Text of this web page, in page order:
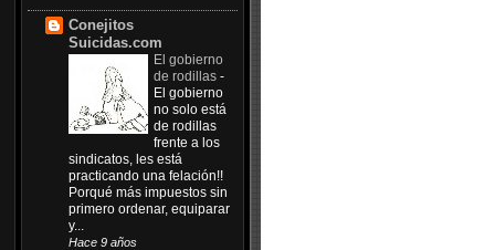
Conejitos
Suicidas.com
El gobierno
de rodillas -
El gobierno
no solo está
de rodillas
frente a los
sindicatos, les está
practicando una felación!!
Porqué más impuestos sin
primero ordenar, equiparar
y...
Hace 9 años